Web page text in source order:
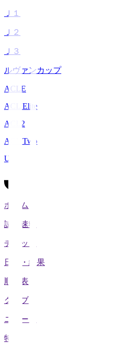
Ｊ１
Ｊ２
Ｊ３
ルヴァンカップ
ACLE
ACL Elite
ACL2
ACL Two
U-21
ホーム
試合速報
チケット
日程・結果
順位表
クラブ
ニュース
特集